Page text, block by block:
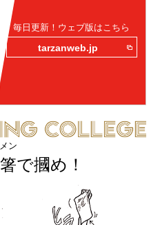
毎日更新！ウェブ版はこちら
tarzanweb.jp
ン
で摑め！